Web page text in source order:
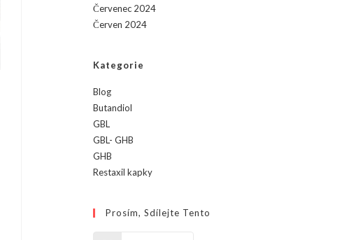
Červenec 2024
Červen 2024
Kategorie
Blog
Butandiol
GBL
GBL- GHB
GHB
Restaxil kapky
Prosím, Sdílejte Tento